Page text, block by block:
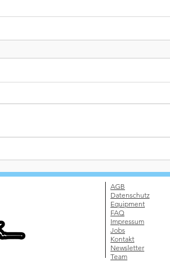
AGB
Datenschutz
Equipment
FAQ
Impressum
Jobs
Kontakt
Newsletter
Team